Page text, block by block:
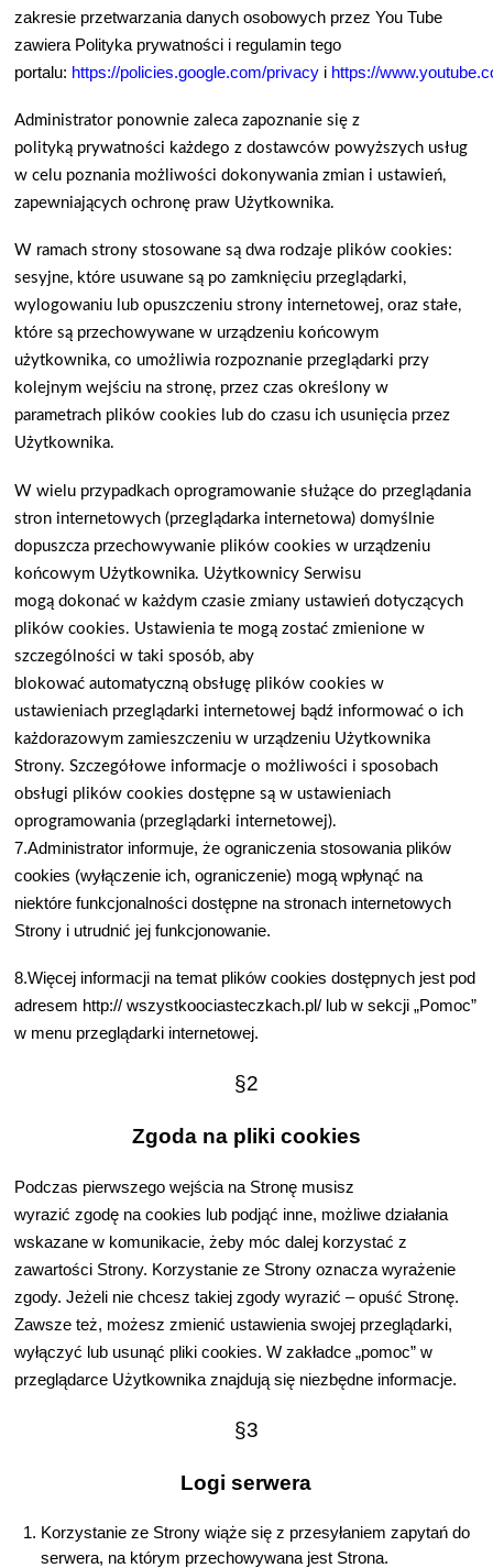
zakresie przetwarzania danych osobowych przez You Tube
zawiera Polityka prywatności i regulamin tego
portalu: https://policies.google.com/privacy i https://
Administrator ponownie zaleca zapoznanie sięz
polityką prywatności każdego z dostawców powyższych usług
w celu poznania moż liwości dokonywania zmian i ustawień,
zapewniających ochronę praw Użytkownika.
W ramach strony stosowane sądwa rodzaje plików cookies:
sesyjne, które usuwane są po zamknięciu przeglądarki,
wylogowaniu lub opuszczeniu strony internetowej, oraz stałe,
które są przechowywane w urządzeniu końcowym
użytkownika, co umoż liwia rozpoznanie przeglądarki przy
kolejnym wejściu na stronę, przez czas okreś lony w
parametrach plików cookies lub do czasu ich usunięcia przez
Użytkownika.
W wielu przypadkach oprogramowanie służące do przeglądania
stron internetowych (przeglądarka internetowa) domyś lnie
dopuszcza przechowywanie plików cookies w urządzeniu
końcowym Użytkownika. Użytkownicy Serwisu
mogądokonaćw każdym czasie zmiany ustawieńdotyczących
plików cookies. Ustawienia te mogązostaćzmienione w
szczególności w taki sposób, aby
blokowaćautomatycznąobsługę plików cookies w
ustawieniach przeglądarki internetowej bądź informowaćo ich
każdorazowym zamieszczeniu w urządzeniu Użytkownika
Strony. Szczegółowe informacje o moż liwości i sposobach
obsługi plików cookies dostępne sąw ustawieniach
oprogramowania (przeglądarki internetowej).
7.Administrator informuje,że ograniczenia stosowania plików
cookies (wyłączenie ich, ograniczenie) mogąwpłynąć na
niektóre funkcjonalności dostępne na stronach internetowych
Strony i utrudnić jej funkcjonowanie.
8.Więcej informacji na temat plików cookies dostępnych jest pod
adresem http:// wszystkoociasteczkach.pl/ lub w sekcji „Pomoc”
w menu przeglądarki internetowej.
§2
Zgoda na pliki cookies
Podczas pierwszego wejścia na Stronę musisz
wyrazićzgodę na cookies lub podjąć inne, moż liwe działania
wskazane w komunikacie,żeby móc dalej korzystaćz
zawartości Strony. Korzystanie ze Strony oznacza wyrażenie
zgody. Jeżeli nie chcesz takiej zgody wyrazić– opuść Stronę.
Zawsze też, możesz zmienić ustawienia swojej przeglądarki,
wyłączyć lub usunąć pliki cookies. W zakładce „pomoc” w
przeglądarce Użytkownika znajdująsię niezbędne informacje.
§3
Logi serwera
Korzystanie ze Strony wiąże sięz przesyłaniem zapytańdo
serwera, na którym przechowywana jest Strona.